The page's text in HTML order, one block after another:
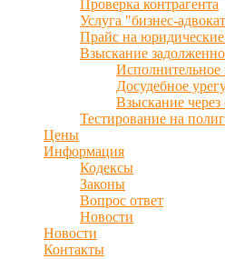
Проверка контрагента
Услуга "бизнес-
Прайс на юридические
Взыскание
Исполнительное
Досудебное
Взыскание через
Тестирование на
Цены
Информация
Кодексы
Законы
Вопрос ответ
Новости
Новости
Контакты